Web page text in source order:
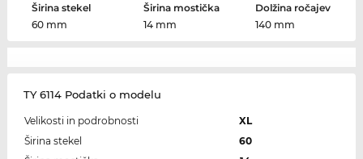
Širina stekel
60 mm
Širina mostička
14 mm
Dolžina ročajev
140 mm
TY 6114 Podatki o modelu
Velikosti in podrobnosti
XL
Širina stekel
60